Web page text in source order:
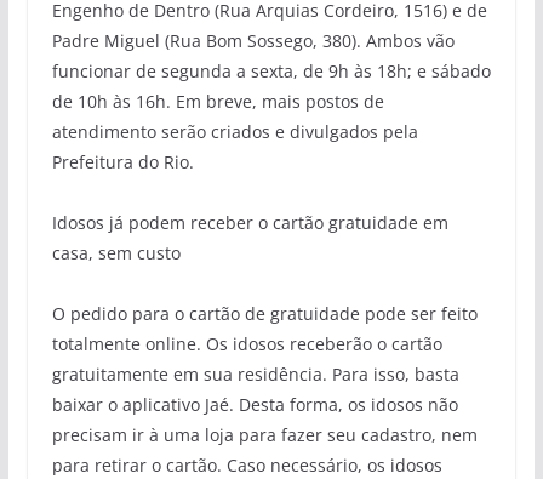
Engenho de Dentro (Rua Arquias Cordeiro, 1516) e de
Padre Miguel (Rua Bom Sossego, 380). Ambos vão
funcionarde segunda a sexta, de 9h às 18h; e sábado
de 10h às 16h. Em breve, mais postos de
atendimento serão criados e divulgados pela
Prefeitura do Rio.
Idosos já podem receber o cartão gratuidade em
casa, sem custo
O pedido para o cartão de gratuidade pode ser feito
totalmente online. Os idosos receberão o cartão
gratuitamente em sua residência. Para isso, basta
baixar o aplicativo Jaé. Desta forma, os idosos não
precisam ir à uma loja para fazer seu cadastro, nem
para retirar o cartão. Caso necessário, os idosos